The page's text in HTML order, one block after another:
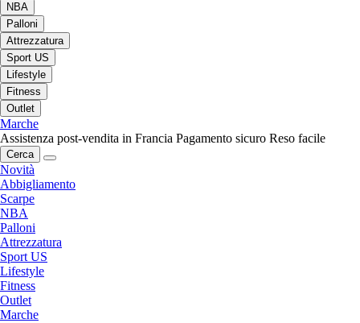
NBA
Palloni
Attrezzatura
Sport US
Lifestyle
Fitness
Outlet
Marche
Assistenza post-vendita in Francia Pagamento sicuro Reso facile
Cerca
Novità
Abbigliamento
Scarpe
NBA
Palloni
Attrezzatura
Sport US
Lifestyle
Fitness
Outlet
Marche